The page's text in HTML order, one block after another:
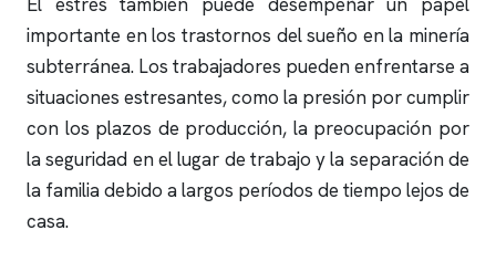
importante en los trastornos del sueño en la minería
subterránea. Los trabajadores pueden enfrentarse a
situaciones estresantes, como la presión por cumplir
con los plazos de producción, la preocupación por
la seguridad en el lugar de trabajo y la separación de
la familia debido a largos períodos de tiempo lejos de
casa.